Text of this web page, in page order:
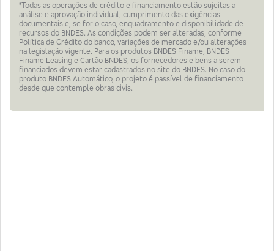
*Todas as operações de crédito e financiamento estão sujeitas a
análise e aprovação individual, cumprimento das exigências
documentais e, se for o caso, enquadramento e disponibilidade de
recursos do BNDES. As condições podem ser alteradas, conforme
Política de Crédito do banco, variações de mercado e/ou alterações
na legislação vigente. Para os produtos BNDES Finame, BNDES
Finame Leasing e Cartão BNDES, os fornecedores e bens a serem
financiados devem estar cadastrados no site do BNDES. No caso do
produto BNDES Automático, o projeto é passível de financiamento
desde que contemple obras civis.